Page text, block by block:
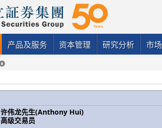
产品及服务 资本管理 研究分析 市
许伟龙先生(Anthony Hui)
高级交易员